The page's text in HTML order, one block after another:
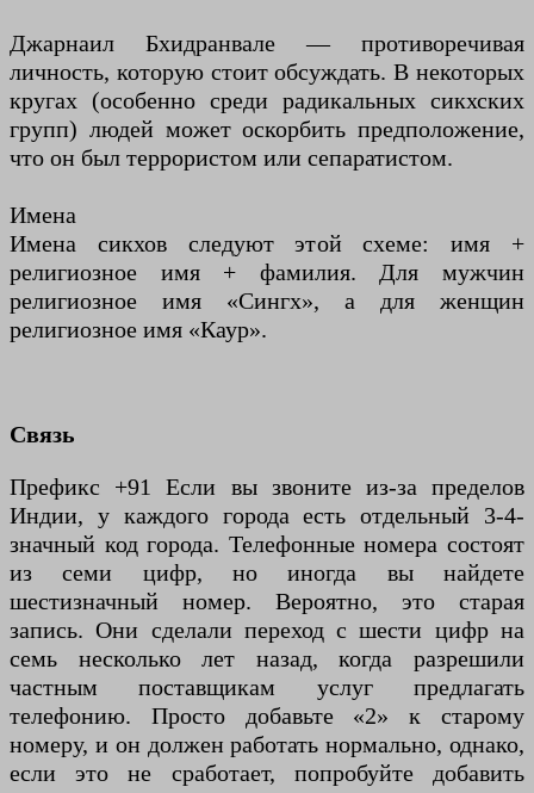
Джарнаил Бхидранвале — противоречивая
личность, которую стоит обсуждать. В некоторых
кругах (особенно среди радикальных сикхских
групп) людей может оскорбить предположение,
что он был террористом или сепаратистом.
Имена
Имена сикхов следуют этой схеме: имя +
религиозное имя + фамилия. Для мужчин
религиозное имя «Сингх», а для женщин
религиозное имя «Каур».
Связь
Префикс +91 Если вы звоните из-за пределов
Индии, у каждого города есть отдельный 3-4-
значный код города. Телефонные номера состоят
из семи цифр, но иногда вы найдете
шестизначный номер. Вероятно, это старая
запись. Они сделали переход с шести цифр на
семь несколько лет назад, когда разрешили
частным поставщикам услуг предлагать
телефонию. Просто добавьте «2» к старому
номеру, и он должен работать нормально, однако,
если это не сработает, попробуйте добавить